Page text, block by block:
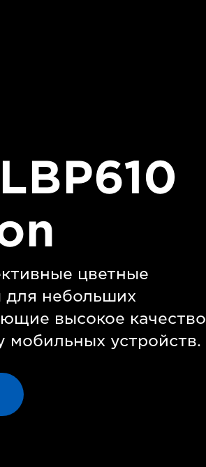
цветные
для небольших
высокое качество
мобильных устройств.